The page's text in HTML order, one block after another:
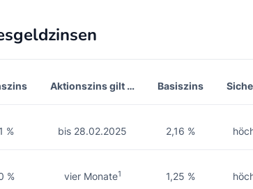
Aktionszins gilt … Basiszins
% bis 28.02.2025 2,16 %
% vier Monate1 1,25 %